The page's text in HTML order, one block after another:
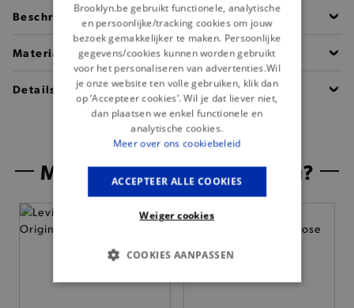
Beschrijving
Materiaal
Details
Misschien is dit iets voor jou?
Brooklyn.be gebruikt functionele, analytische
en persoonlijke/tracking cookies om jouw
bezoek gemakkelijker te maken. Persoonlijke
gegevens/cookies kunnen worden gebruikt
voor het personaliseren van advertenties.Wil
je onze website ten volle gebruiken, klik dan
op ‘Accepteer cookies’. Wil je dat liever niet,
dan plaatsen we enkel functionele en
analytische cookies.
Meer over ons cookiebeleid
ACCEPTEER ALLE COOKIES
Weiger cookies
COOKIES AANPASSEN
BASIS COOKIES